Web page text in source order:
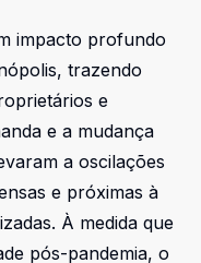
impacto profundo
trazendo
e
e a mudança
a oscilações
e próximas à
À medida que
pós-pandemia, o